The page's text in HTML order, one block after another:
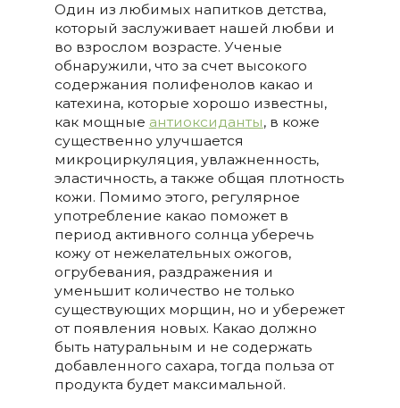
Один из любимых напитков детства,
который заслуживает нашей любви и
во взрослом возрасте. Ученые
обнаружили, что за счет высокого
содержания полифенолов какао и
катехина, которые хорошо известны,
как мощные антиоксиданты, в коже
существенно улучшается
микроциркуляция, увлажненность,
эластичность, а также общая плотность
кожи. Помимо этого, регулярное
употребление какао поможет в
период активного солнца уберечь
кожу от нежелательных ожогов,
огрубевания, раздражения и
уменьшит количество не только
существующих морщин, но и убережет
от появления новых. Какао должно
быть натуральным и не содержать
добавленного сахара, тогда польза от
продукта будет максимальной.